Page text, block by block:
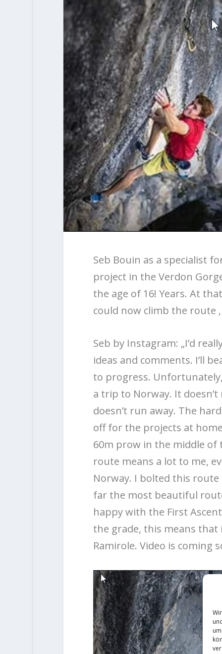
Seb Bouin as a specialist
project in the Verdon
the age of 16! Years. At
could now climb the route
Seb by Instagram: „I’d
ideas and comments. I’ll
to progress.
a trip to Norway. It
doesn’t run away. The
off for the projects at
60m prow in the middle of
route means a lot to me,
Norway. I bolted this route
far the most beautiful
happy with the First
the grade, this means that
Ramirole. Video is coming